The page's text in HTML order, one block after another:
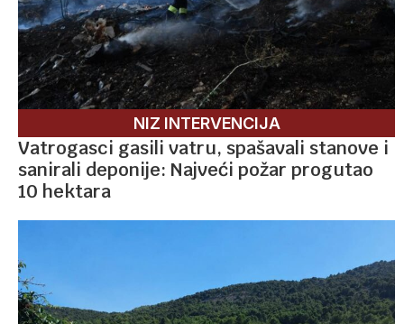
NIZ INTERVENCIJA
Vatrogasci gasili vatru, spašavali stanove i
sanirali deponije: Najveći požar progutao
10 hektara